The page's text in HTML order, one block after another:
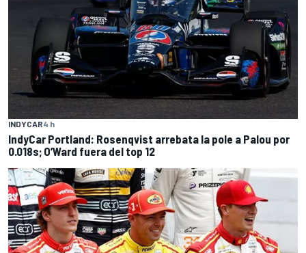
INDYCAR4 h
IndyCar Portland: Rosenqvist arrebata la pole a Palou por
0.018s; O’Ward fuera del top 12